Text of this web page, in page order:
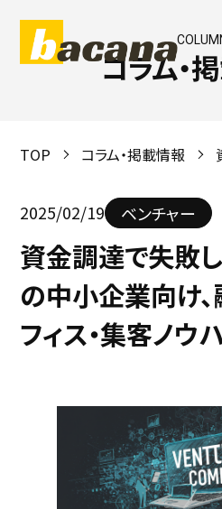
コラム・
TOP コラム・掲載情報
2025/02/19 ベンチャー
資金調達で失敗
の中小企業向け、
フィス・集客ノウ